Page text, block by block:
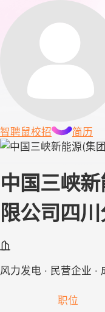
智聘鼠校招 简历
中国三峡
限公司四
风力发电 · 民营企业 ·
职位